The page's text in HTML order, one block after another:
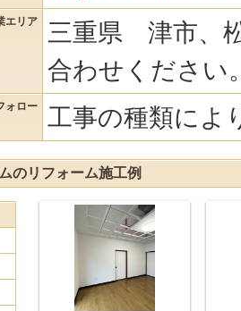
エリア
三重県 津市、
合わせください
ォロー 工事の種類によ
のリフォーム施工例